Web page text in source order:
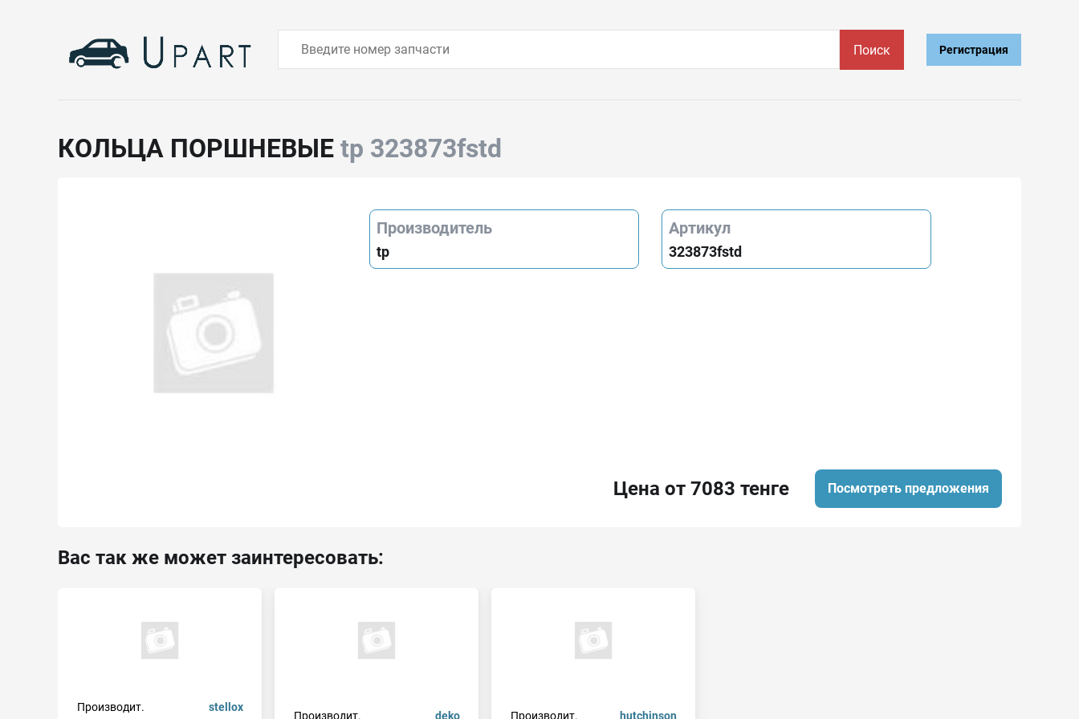
Поиск Регистрация
КОЛЬЦА ПОРШНЕВЫЕ tp 323873fstd
Производитель
tp
Артикул
323873fstd
Цена от 7083 тенге Посмотреть предложения
Вас так же может заинтересовать:
Производит.
stellox
Производит.
deko
Производит.
hutchinson